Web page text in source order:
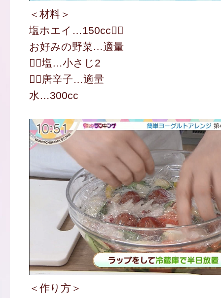
＜材料＞
塩ホエイ…150cc
お好みの野菜…適量
塩…小さじ2
唐辛子…適量
水…300cc
＜作り方＞